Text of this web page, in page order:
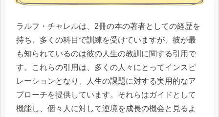
ラルフ・チャレルは、2冊の本の著者としての経歴を
持ち、多くの科目で訓練を受けていますが、彼が最
も知られているのは彼の人生の教訓に関する引用で
す。これらの引用は、多くの人々にとってインスピ
レーションとなり、人生の課題に対する実用的なア
プローチを提供しています。それらはガイドとして
機能し、個々人に対して逆境を成長の機会と見るよ